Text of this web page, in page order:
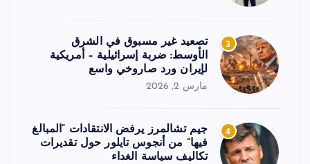
3
تصعيد غير مسبوق في الشرق
الأوسط: ضربة إسرائيلية – أمريكية
لإيران ورد صاروخي واسع
مارس 2, 2026
4
جيم تشالمرز يرفض الانتقادات “المبالغ
فيها” من أنجوس تايلور حول تقديرات
تكاليف سياسة الغداء